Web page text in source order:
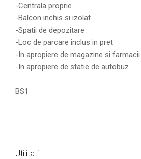
-Centrala proprie
-Balcon inchis si izolat
-Spatii de depozitare
-Loc de parcare inclus in pret
-In apropiere de magazine si farmacii
-In apropiere de statie de autobuz
BS1
Utilitati